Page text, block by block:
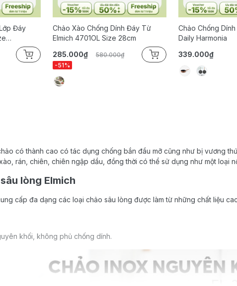
Đáy
Chảo Xào Chống Dính Đáy Từ
Elmich 4701OL Size 28cm
285.000₫
580.000₫
-51%
Chảo Chống
Daily Harmonia
339.000₫
có thành cao có tác dụng chống bắn đầu mỡ cũng như bị vương
rán, chiên, chiên ngập dầu, đồng thời có thể sử dụng như một loại
lòng Elmich
cấp đa dạng các loại chảo sâu lòng được làm từ những chất liệu
khối, không phủ chống dính.